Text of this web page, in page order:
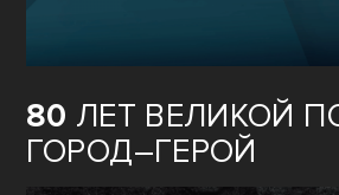
80 ЛЕТ ВЕЛИКОЙ
ГОРОД–ГЕРОЙ